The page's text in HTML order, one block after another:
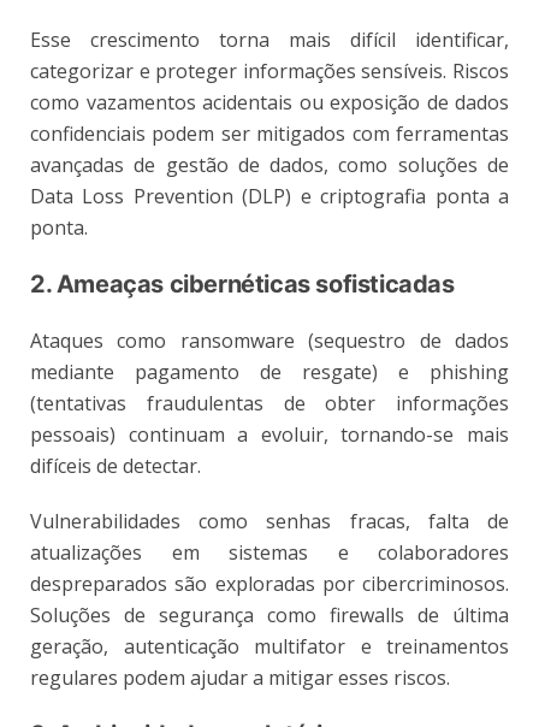
Esse crescimento torna mais difícil identificar,
categorizar e proteger informações sensíveis. Riscos
como vazamentos acidentais ou exposição de dados
confidenciais podem ser mitigados com ferramentas
avançadas de gestão de dados, como soluções de
Data Loss Prevention (DLP) e criptografia ponta a
ponta.
2. Ameaças cibernéticas sofisticadas
Ataques como ransomware (sequestro de dados
mediante pagamento de resgate) e phishing
(tentativas fraudulentas de obter informações
pessoais) continuam a evoluir, tornando-se mais
difíceis de detectar.
Vulnerabilidades como senhas fracas, falta de
atualizações em sistemas e colaboradores
despreparados são exploradas por cibercriminosos.
Soluções de segurança como firewalls de última
geração, autenticação multifator e treinamentos
regulares podem ajudar a mitigar esses riscos.